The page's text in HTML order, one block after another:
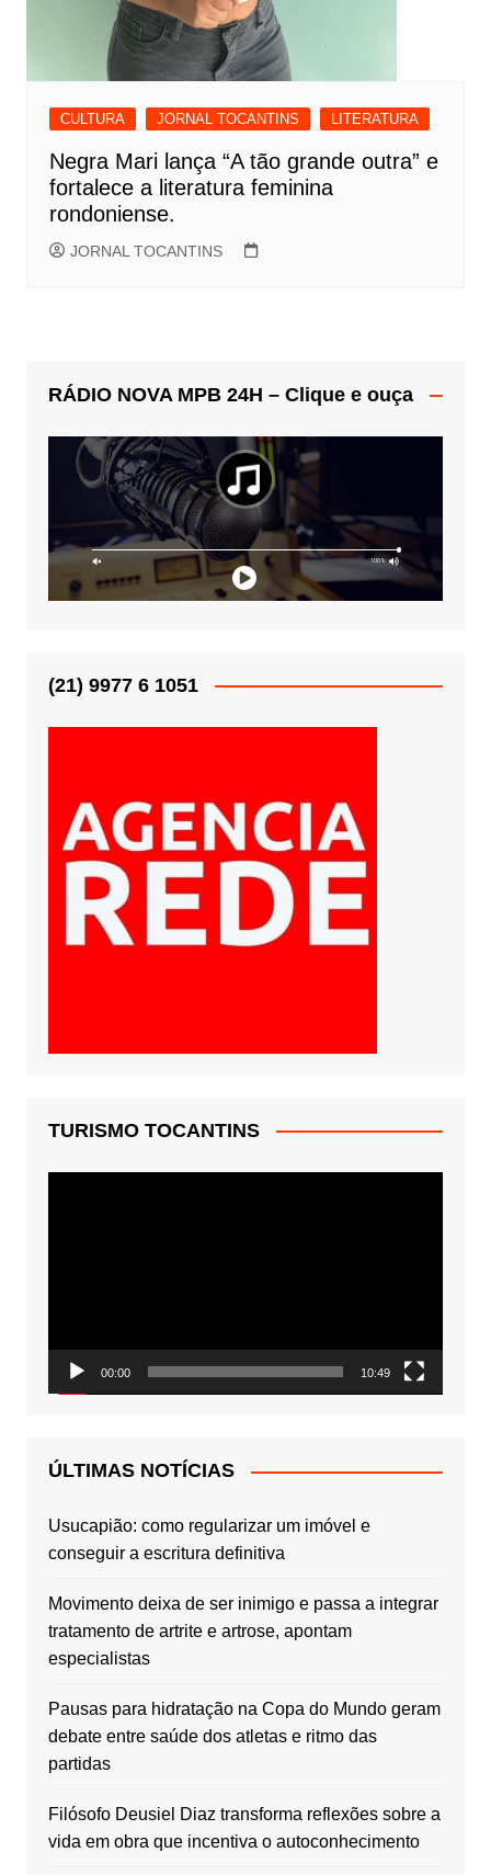
CULTURA JORNAL TOCANTINS LITERATURA
Negra Mari lança “A tão grande outra” e
fortalece a literatura feminina
rondoniense.
JORNAL TOCANTINS
RÁDIO NOVA MPB 24H – Clique e ouça
(21) 9977 6 1051
TURISMO TOCANTINS
00:00 10:49
ÚLTIMAS NOTÍCIAS
Usucapião: como regularizar um imóvel e
conseguir a escritura definitiva
Movimento deixa de ser inimigo e passa a integrar
tratamento de artrite e artrose, apontam
especialistas
Pausas para hidratação na Copa do Mundo geram
debate entre saúde dos atletas e ritmo das
partidas
Filósofo Deusiel Diaz transforma reflexões sobre a
vida em obra que incentiva o autoconhecimento